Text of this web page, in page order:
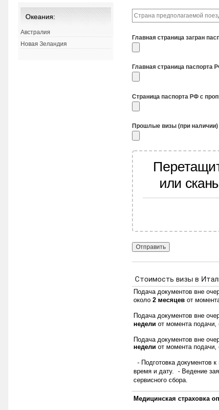
Главная страница загран
Главная страница паспорта
Страница паспорта РФ с
Прошлые визы (при наличии)
или
Океания:
Австралия
Новая Зеландия